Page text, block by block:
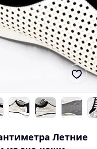
Летние